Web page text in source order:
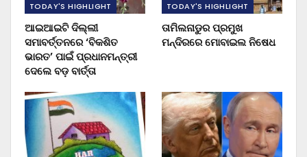
TODAY'S HIGHLIGHT
ଆଇଆଇଟି ଦିଲ୍ଲୀ
ସମାବର୍ତ୍ତନରେ ‘ବିକଶିତ
ଭାରତ’ ପାଇଁ ପ୍ରଧାନମନ୍ତ୍ରୀ
ଦେଲେ ବଡ଼ ବାର୍ତ୍ତା
TODAY'S HIGHLIGHT
ତାମିଲନାଡୁର ପ୍ରମୁଖ
ମନ୍ଦିରରେ ମୋବାଇଲ ନିଷେଧ